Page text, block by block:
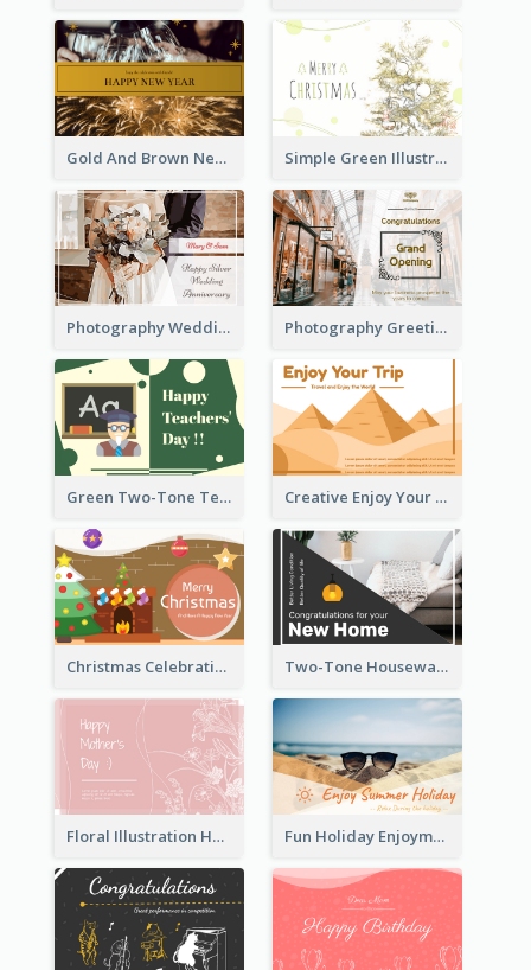
Gold And Brown New Year Celebration Greeting Card Simple Green Illustration Christmas Card
Photography Wedding Anniversary Card With Drawing Effect Photography Greeting Card For Grand Opening
Green Two-Tone Teachers Celebration Card Creative Enjoy Your Trip Card
Christmas Celebration with Illustration Card Two-Tone Housewarming Greeting Card
Floral Illustration Happy Mother's Day Celebration Card Fun Holiday Enjoyment Card